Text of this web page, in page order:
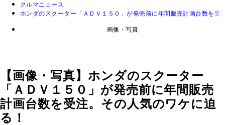
クルマニュース
ホンダのスクーター「ＡＤＶ１５０」が発売前に年間販売計画台数を受
画像・写真
【画像・写真】ホンダのスクーター
「ＡＤＶ１５０」が発売前に年間販売
計画台数を受注。その人気のワケに迫
る！